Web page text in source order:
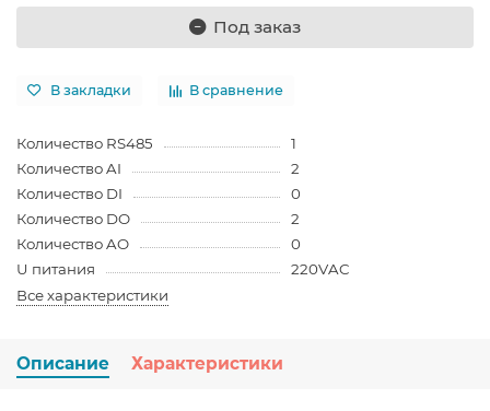
Под заказ
В закладки В сравнение
Количество RS485
1
Количество AI
2
Количество DI
0
Количество DO
2
Количество AO
0
U питания
220VAC
Все характеристики
Описание Характеристики